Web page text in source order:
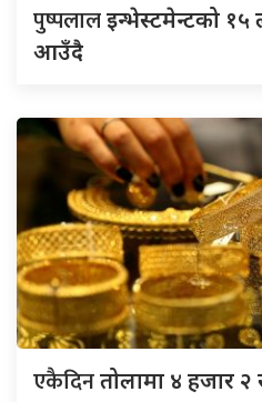
पुष्पलालइन्भेस्टमेन्टको
आउँदै
एकैदिनतोलामा ४ हजार